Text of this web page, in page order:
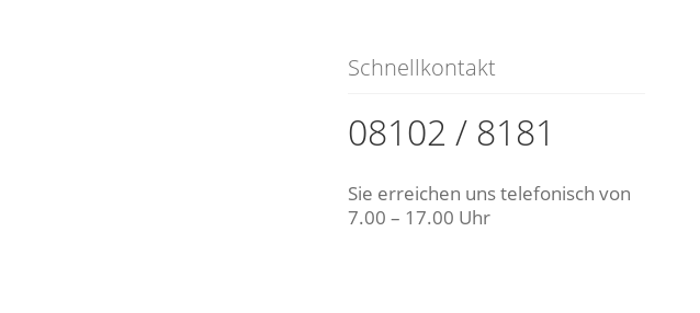
Schnellkontakt
08102 / 8181
Sie erreichen uns telefonisch von
7.00 – 17.00 Uhr